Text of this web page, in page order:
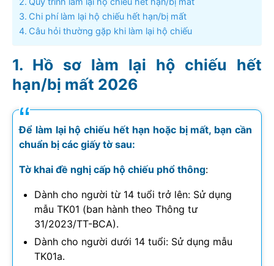
Chi phí làm lại hộ chiếu hết hạn/bị mất
Câu hỏi thường gặp khi làm lại hộ chiếu
Hồ sơ làm lại hộ chiếu hết
hạn/bị mất 2026
Để làm lại hộ chiếu hết hạn hoặc bị mất, bạn cần
chuẩn bị các giấy tờ sau:
Tờ khai đề nghị cấp hộ chiếu phổ thông:
Dành cho người từ 14 tuổi trở lên: Sử dụng
mẫu TK01 (ban hành theo Thông tư
31/2023/TT-BCA).
Dành cho người dưới 14 tuổi: Sử dụng mẫu
TK01a.